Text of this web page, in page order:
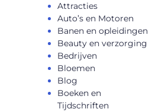
Attracties
Auto’s en Motoren
Banen en opleidingen
Beauty en verzorging
Bedrijven
Bloemen
Blog
Boeken en
Tijdschriften